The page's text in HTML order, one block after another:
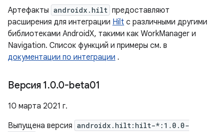
Артефакты androidx.hilt предоставляют
расширения для интеграции Hilt с различными другими
библиотеками AndroidX, такими как WorkManager и
Navigation. Список функций и примеры см. в
документации по интеграции .
Версия 1.0.0-beta01
10 марта 2021 г.
Выпущена версия androidx.hilt:hilt-*:1.0.0-